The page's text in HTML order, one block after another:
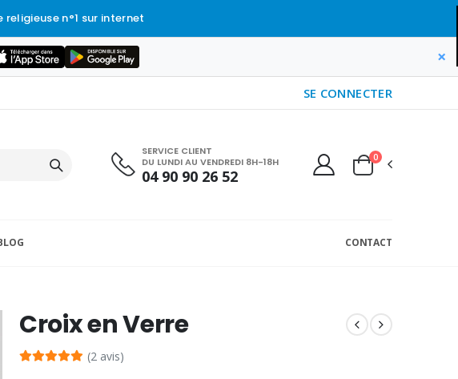
religieuse n°1 sur internet
×
SE CONNECTER
SERVICE CLIENT
DU LUNDI AU VENDREDI 8H-18H
04 90 90 26 52
0
CONTACT
Croix en Verre
(2 avis)